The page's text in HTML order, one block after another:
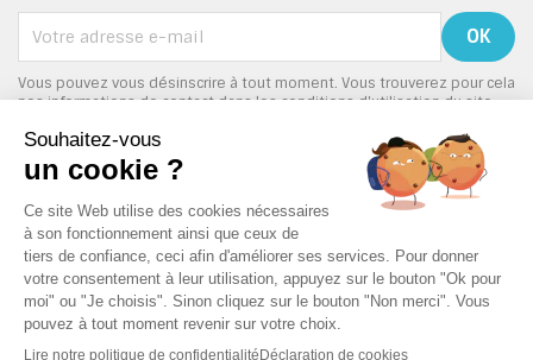
Vous pouvez vous désinscrire à tout moment. Vous trouverez pour cela
nos informations de contact dans les conditions d'utilisation du site.
PRODUITS
NOTRE SOCIÉTÉ 
VOTRE COMPTE